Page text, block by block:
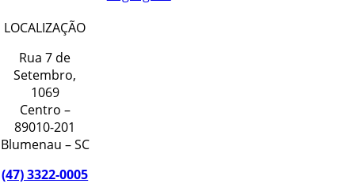
LOCALIZAÇÃO
Rua 7 de
Setembro,
1069
Centro –
89010-201
Blumenau – SC
(47) 3322-0005